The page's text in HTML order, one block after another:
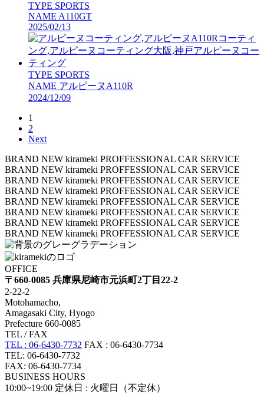
TYPE SPORTS
NAME A110GT
2025/02/13
TYPE SPORTS
NAME アルピーヌA110R
2024/12/09
の
ペ
ー
ジ
送
り
1
2
Next
BRAND NEW kirameki PROFFESSIONAL CAR SERVICE
BRAND NEW kirameki PROFFESSIONAL CAR SERVICE
BRAND NEW kirameki PROFFESSIONAL CAR SERVICE
BRAND NEW kirameki PROFFESSIONAL CAR SERVICE
BRAND NEW kirameki PROFFESSIONAL CAR SERVICE
BRAND NEW kirameki PROFFESSIONAL CAR SERVICE
BRAND NEW kirameki PROFFESSIONAL CAR SERVICE
BRAND NEW kirameki PROFFESSIONAL CAR SERVICE
OFFICE
〒660-0085 兵庫県尼崎市元浜町2丁目22-2
2-22-2
Motohamacho,
Amagasaki City, Hyogo
Prefecture 660-0085
TEL / FAX
TEL : 06-6430-7732 FAX : 06-6430-7734
TEL: 06-6430-7732
FAX: 06-6430-7734
BUSINESS HOURS
10:00~19:00 定休日 : 火曜日（不定休）